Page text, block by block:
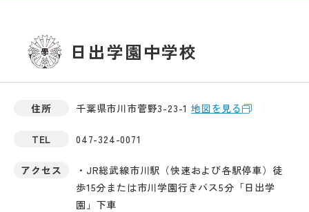
日出学園中学校
住所 千葉県市川市菅野3-23-1 地図を見る
TEL 047-324-0071
アクセス
・JR総武線市川駅（快速および各駅停車）徒
歩15分または市川学園行きバス5分「日出学
園」下車